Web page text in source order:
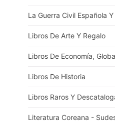
La Guerra Civil Española
Libros De Arte Y Regalo
Libros De Economía,
Libros De Historia
Libros Raros Y
Literatura Coreana -